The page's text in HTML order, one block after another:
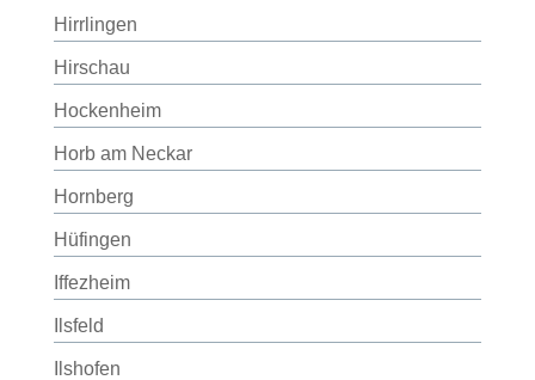
Hirrlingen
Hirschau
Hockenheim
Horb am Neckar
Hornberg
Hüfingen
Iffezheim
Ilsfeld
Ilshofen